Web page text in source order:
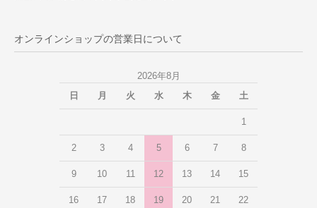
オンラインショップの営業日について
2026年8月
日
月 火 水 木 金 土
1
2 3 4 5 6 7 8
9 10 11 12 13 14 15
16 17 18 19 20 21 22